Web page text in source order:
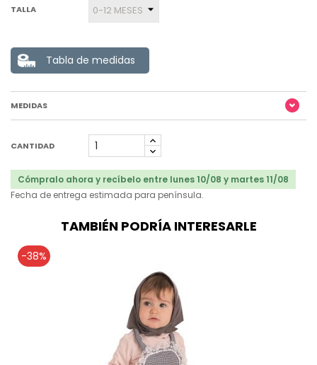
TALLA
Tabla de medidas
MEDIDAS
CANTIDAD
Cómpralo ahora y recíbelo entre lunes 10/08 y martes 11/08
Fecha de entrega estimada para península.
TAMBIÉN PODRÍA INTERESARLE
-38%